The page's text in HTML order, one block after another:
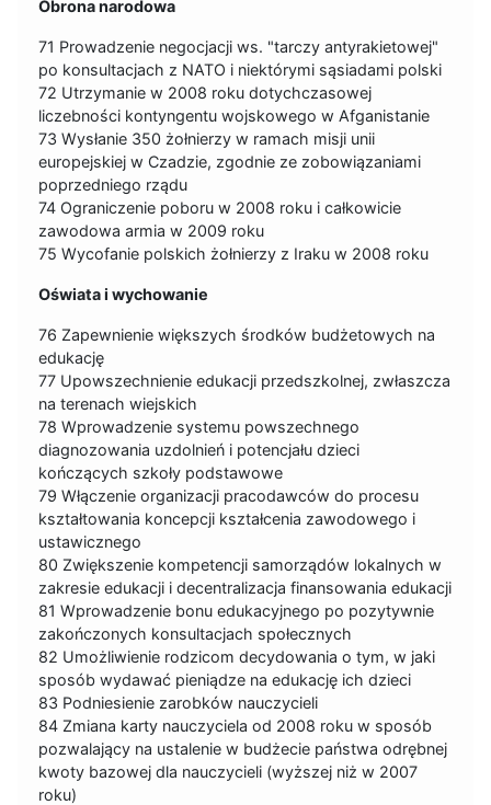
Obrona narodowa
71 Prowadzenie negocjacji ws. "tarczy antyrakietowej"
po konsultacjach z NATO i niektórymi sąsiadami polski
72 Utrzymanie w 2008 roku dotychczasowej
liczebności kontyngentu wojskowego w Afganistanie
73 Wysłanie 350 żołnierzy w ramach misji unii
europejskiej w Czadzie, zgodnie ze zobowiązaniami
poprzedniego rządu
74 Ograniczenie poboru w 2008 roku i całkowicie
zawodowa armia w 2009 roku
75 Wycofanie polskich żołnierzy z Iraku w 2008 roku
Oświata i wychowanie
76 Zapewnienie większych środków budżetowych na
edukację
77 Upowszechnienie edukacji przedszkolnej, zwłaszcza
na terenach wiejskich
78 Wprowadzenie systemu powszechnego
diagnozowania uzdolnień i potencjału dzieci
kończących szkoły podstawowe
79 Włączenie organizacji pracodawców do procesu
kształtowania koncepcji kształcenia zawodowego i
ustawicznego
80 Zwiększenie kompetencji samorządów lokalnych w
zakresie edukacji i decentralizacja finansowania edukacji
81 Wprowadzenie bonu edukacyjnego po pozytywnie
zakończonych konsultacjach społecznych
82 Umożliwienie rodzicom decydowania o tym, w jaki
sposób wydawać pieniądze na edukację ich dzieci
83 Podniesienie zarobków nauczycieli
84 Zmiana karty nauczyciela od 2008 roku w sposób
pozwalający na ustalenie w budżecie państwa odrębnej
kwoty bazowej dla nauczycieli (wyższej niż w 2007
roku)